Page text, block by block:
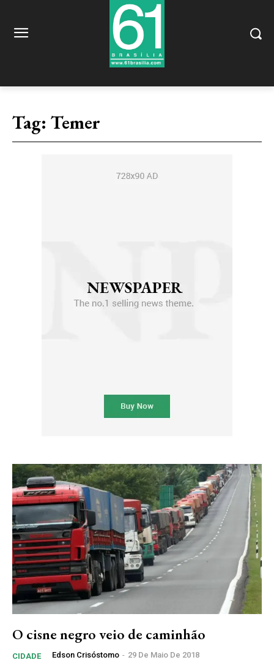
Tag: Temer
O cisne negro veio de caminhão
CIDADE Edson Crisóstomo - 29 De Maio De 2018